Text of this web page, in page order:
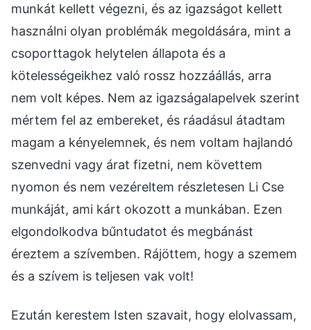
munkát kellett végezni, és az igazságot kellett
használni olyan problémák megoldására, mint a
csoporttagok helytelen állapota és a
kötelességeikhez való rossz hozzáállás, arra
nem volt képes. Nem az igazságalapelvek szerint
mértem fel az embereket, és ráadásul átadtam
magam a kényelemnek, és nem voltam hajlandó
szenvedni vagy árat fizetni, nem követtem
nyomon és nem vezéreltem részletesen Li Cse
munkáját, ami kárt okozott a munkában. Ezen
elgondolkodva bűntudatot és megbánást
éreztem a szívemben. Rájöttem, hogy a szemem
és a szívem is teljesen vak volt!
Ezután kerestem Isten szavait, hogy elolvassam,